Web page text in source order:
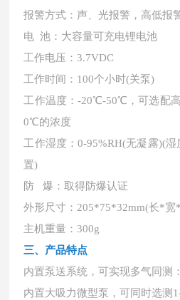
报警方式：声、光报警，高低报
电 池：大容量可充电锂电池
工作电压：3.7VDC
工作时间： 100个小时(关泵)
工作温度： -20℃-50℃，可选配
0℃的浓度
工作湿度：0-95%RH(无凝露)(
置)
防 爆：取得防爆认证
外形尺寸： 205*75*32mm(长*宽
主机重量：300g
三、产品特点
内置泵送系统，可实现多气同测：
内置大吸力微型泵，可同时选测